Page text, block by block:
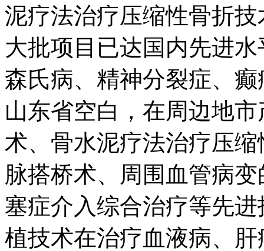
泥疗法治疗压缩性骨折
大批项目已达国内先进
森氏病、精神分裂症、
山东省空白，在周边地
术、骨水泥疗法治疗压
脉搭桥术、周围血管病
塞症介入综合治疗等先
植技术在治疗血液病、